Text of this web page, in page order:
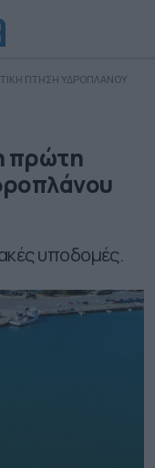
ΠΤΗΣΗ ΥΔΡΟΠΛΑΝΟΥ
πρώτη
υποδομές.